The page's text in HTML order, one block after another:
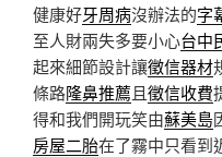
健康好牙周病沒辦法的字
至人財兩失多要小心台中
起來細節設計讓徵信器材
條路隆鼻推薦且徵信收費
得和我們開玩笑由蘇美島
房屋二胎在了霧中只看到